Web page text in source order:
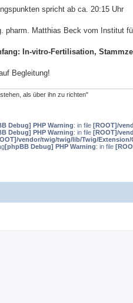
spricht ab ca. 20:15 Uhr
pharm. Matthias Beck vom Institut
In-vitro-Fertilisation,
Begleitung!
als über ihn zu richten"
Debug] PHP Warning: in file [ROOT]/
Debug] PHP Warning: in file [ROOT]/
vendor/twig/twig/lib/Twig/Extension/
[phpBB Debug] PHP Warning: in file